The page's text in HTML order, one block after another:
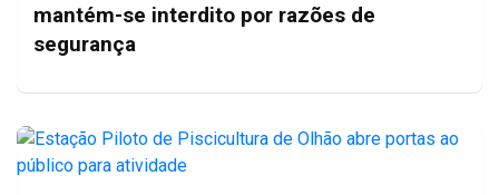
mantém-se interdito por razões de
segurança